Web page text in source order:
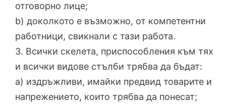
отговорно лице;
b) доколкото е възможно, от компетентни
работници, свикнали с тази работа.
3. Всички скелета, приспособления към тях
и всички видове стълби трябва да бъдат:
a) издръжливи, имайки предвид товарите и
напрежението, които трябва да понесат;